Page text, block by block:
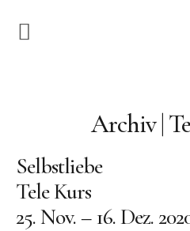
Archiv |
Selbstliebe
Tele Kurs
25. Nov. – 16. Dez.